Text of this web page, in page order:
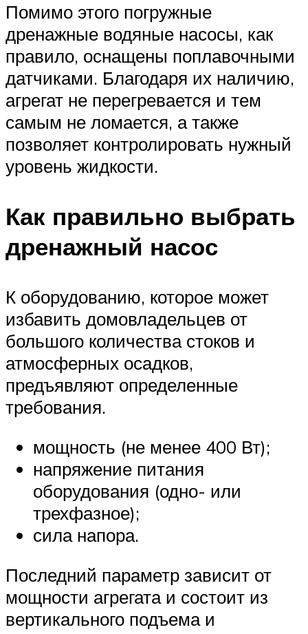
Помимо этого погружные
дренажные водяные насосы, как
правило, оснащены поплавочными
датчиками. Благодаря их наличию,
агрегат не перегревается и тем
самым не ломается, а также
позволяет контролировать нужный
уровень жидкости.
Как правильно выбрать
дренажный насос
К оборудованию, которое может
избавить домовладельцев от
большого количества стоков и
атмосферных осадков,
предъявляют определенные
требования.
мощность (не менее 400 Вт);
напряжение питания
оборудования (одно- или
трехфазное);
сила напора.
Последний параметр зависит от
мощности агрегата и состоит из
вертикального подъема и